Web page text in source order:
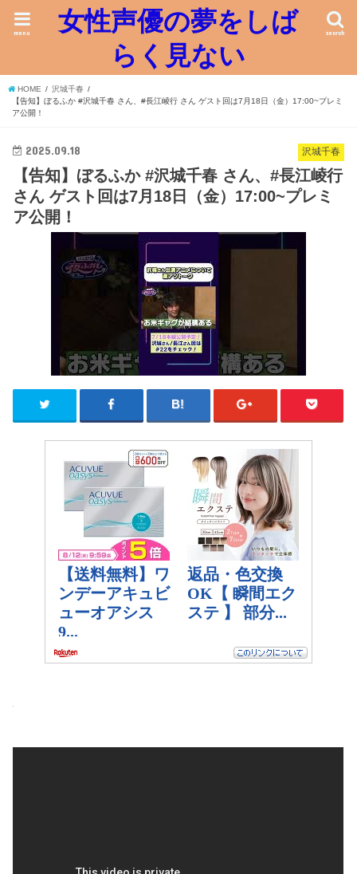
女性声優の夢をしば
らく見ない
search
menu
HOME
沢城千春
【告知】ぼるふか #沢城千春 さん、#長江崚行 さん ゲスト回は7月18日（金）17:00~プレミ
ア公開！
沢城千春
2025.09.18
【告知】ぼるふか #沢城千春 さん、#長江崚行
さん ゲスト回は7月18日（金）17:00~プレミ
ア公開！